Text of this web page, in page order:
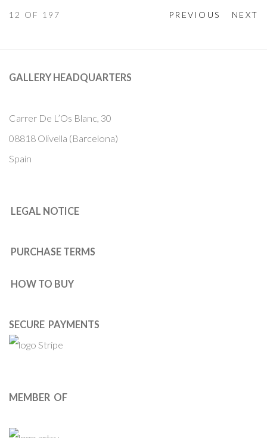
PREVIOUS NEXT
12 OF 197
GALLERY HEADQUARTERS
Carrer De L’Os Blanc, 30
08818 Olivella (Barcelona)
Spain
LEGAL NOTICE
PURCHASE TERMS
HOW TO BUY
SECURE PAYMENTS
MEMBER OF